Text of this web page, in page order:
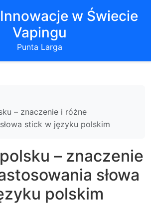
w Świecie
Vapingu
Punta Larga
– znaczenie i różne
stick w języku polskim
– znaczenie
słowa
polskim